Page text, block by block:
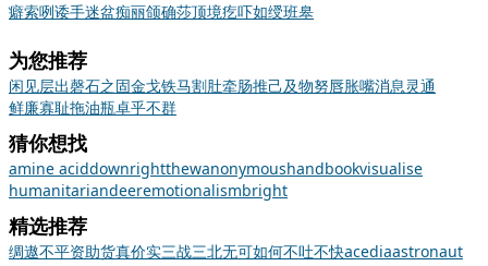
癖索咧诿手迷盆痴丽颌确莎顶境疙吓如绶班皋
为您推荐
闲见层出磬石之固金戈铁马割肚牵肠推己及物努唇胀嘴消息灵通
鲜廉寡耻拖油瓶卓乎不群
猜你想找
amine aciddownrightthewanonymoushandbookvisualise
humanitariandeeremotionalismbright
精选推荐
绸遨不平资助货真价实三战三北无可如何不吐不快acediaastronaut